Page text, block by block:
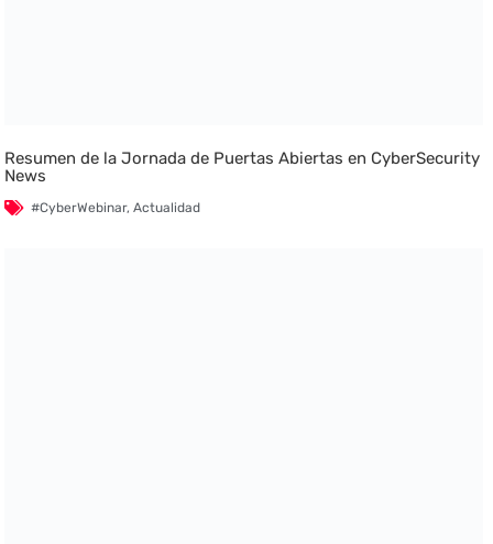
Resumen de la Jornada de Puertas Abiertas en CyberSecurity
News
#CyberWebinar,Actualidad